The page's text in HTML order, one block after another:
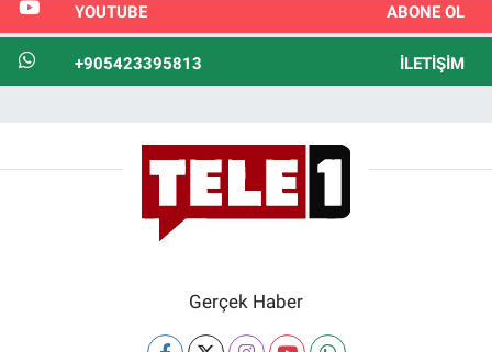
YOUTUBE ABONE OL
+905423395813 İLETIŞIM
Gerçek Haber